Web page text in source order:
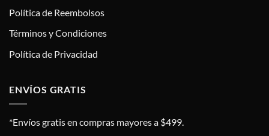
Política de Reembolsos
Términos y Condiciones
Política de Privacidad
ENVÍOS GRATIS
*Envíos gratis en compras mayores a $499.